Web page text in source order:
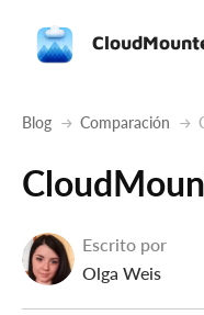
Blog Comparación
Escrito por
Olga Weis